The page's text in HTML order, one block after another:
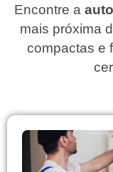
Encontre a
mais próxima
compactas e